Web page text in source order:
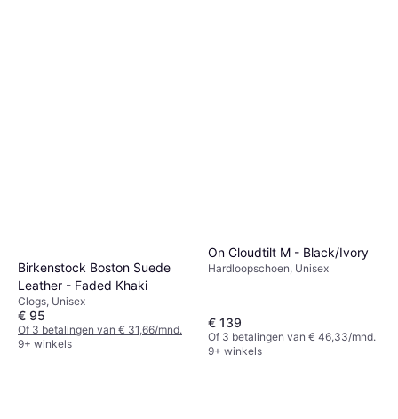
Birkenstock Boston Suede
Leather - Faded Khaki
Clogs, Unisex
€ 95
Of 3 betalingen van € 31,66/mnd.
9+ winkels
On Cloudtilt M - Black/Ivory
Hardloopschoen, Unisex
€ 139
Of 3 betalingen van € 46,33/mnd.
9+ winkels